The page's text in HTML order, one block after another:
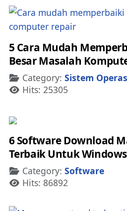
5 Cara Mudah
Besar Masalah
Details
Category: Sistem
Hits: 25305
6 Software Download
Terbaik Untuk Windows
Details
Category: Software
Hits: 86892